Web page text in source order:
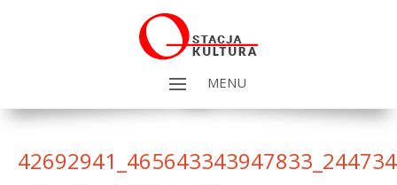
MENU